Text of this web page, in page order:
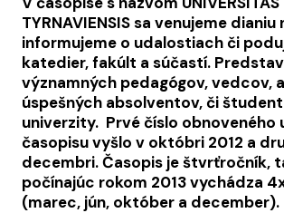
TYRNAVIENSIS sa venujeme
informujeme o udalostiach či
katedier, fakúlt a súčastí.
významných pedagógov, vedcov,
úspešných absolventov, či
univerzity. Prvé číslo obnoveného
časopisu vyšlo v októbri 2012 a
decembri. Časopis je štvrťročník,
počínajúc rokom 2013 vychádza
(marec, jún, október a december).